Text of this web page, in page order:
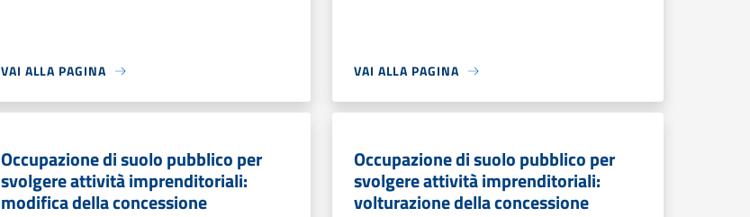
VAI ALLA PAGINA VAI ALLA PAGINA
Occupazione di suolo pubblico per
svolgere attività imprenditoriali:
modifica della concessione
Occupazione di suolo pubblico per
svolgere attività imprenditoriali:
volturazione della concessione